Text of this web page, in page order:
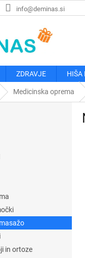
info@deminas.si
ZDRAVJE HIŠA
Medicinska oprema
in ortoze